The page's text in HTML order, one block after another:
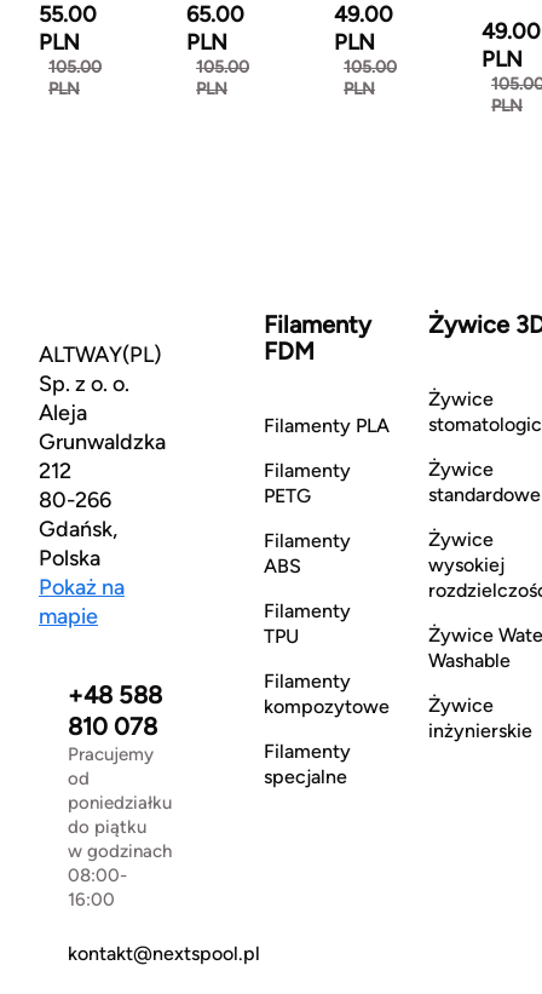
55.00
PLN
105.00
PLN
65.00
PLN
105.00
PLN
49.00
PLN
105.00
PLN
49.00
PLN
PLN
ALTWAY(PL)
Sp. z o. o.
Aleja
Grunwaldzka
212
80-266
Gdańsk,
Polska
Pokaż na
mapie
+48 588
810 078
Pracujemy
od
poniedziałku
do piątku
w godzinach
08:00-
16:00
kontakt@nextspool.pl
Filamenty
FDM
Filamenty PLA
Filamenty
PETG
Filamenty
ABS
Filamenty
TPU
Filamenty
kompozytowe
Filamenty
specjalne
Żywice
Żywice
Żywice
standardowe
Żywice
wysokiej
Żywice
Washable
Żywice
inżynierskie